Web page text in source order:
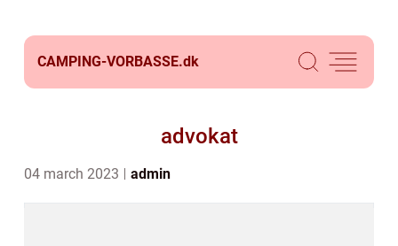
CAMPING-VORBASSE.dk
advokat
04 march 2023 admin